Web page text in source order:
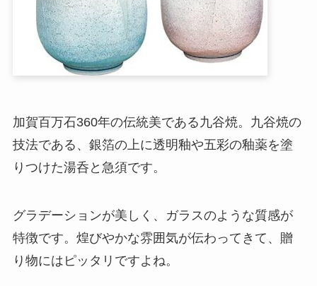
加賀百万石360年の伝統美である九谷焼。九谷焼の
技法である、銀箔の上に透明釉や五彩の釉薬を塗
りつけた湯呑と急須です。
グラデーションが美しく、ガラスのような質感が
特徴です。煌びやかな雰囲気が伝わってきて、贈
り物にはピッタリですよね。